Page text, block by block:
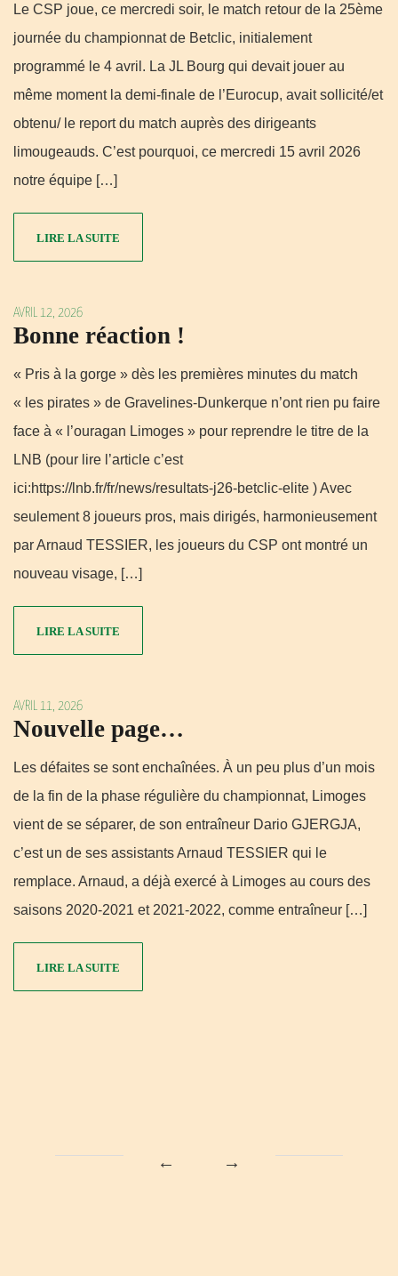
Le CSP joue, ce mercredi soir, le match retour de la 25ème
journée du championnat de Betclic, initialement
programmé le 4 avril. La JL Bourg qui devait jouer au
même moment la demi-finale de l’Eurocup, avait sollicité/et
obtenu/ le report du match auprès des dirigeants
limougeauds. C’est pourquoi, ce mercredi 15 avril 2026
notre équipe […]
LIRE LA SUITE
AVRIL 12, 2026
Bonne réaction !
« Pris à la gorge » dès les premières minutes du match
« les pirates » de Gravelines-Dunkerque n’ont rien pu faire
face à « l’ouragan Limoges » pour reprendre le titre de la
LNB (pour lire l’article c’est
ici:https://lnb.fr/fr/news/resultats-j26-betclic-elite ) Avec
seulement 8 joueurs pros, mais dirigés, harmonieusement
par Arnaud TESSIER, les joueurs du CSP ont montré un
nouveau visage, […]
LIRE LA SUITE
AVRIL 11, 2026
Nouvelle page…
Les défaites se sont enchaînées. À un peu plus d’un mois
de la fin de la phase régulière du championnat, Limoges
vient de se séparer, de son entraîneur Dario GJERGJA,
c’est un de ses assistants Arnaud TESSIER qui le
remplace. Arnaud, a déjà exercé à Limoges au cours des
saisons 2020-2021 et 2021-2022, comme entraîneur […]
LIRE LA SUITE
← →